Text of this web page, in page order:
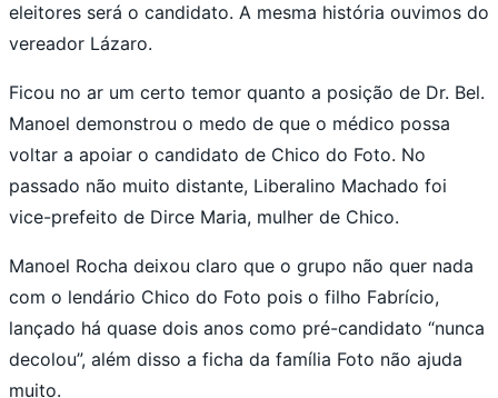
eleitores será o candidato. A mesma história ouvimos do
vereador Lázaro.
Ficou no ar um certo temor quanto a posição de Dr. Bel.
Manoel demonstrou o medo de que o médico possa
voltar a apoiar o candidato de Chico do Foto. No
passado não muito distante, Liberalino Machado foi
vice-prefeito de Dirce Maria, mulher de Chico.
Manoel Rocha deixou claro que o grupo não quer nada
com o lendário Chico do Foto pois o filho Fabrício,
lançado há quase dois anos como pré-candidato “nunca
decolou”, além disso a ficha da família Foto não ajuda
muito.